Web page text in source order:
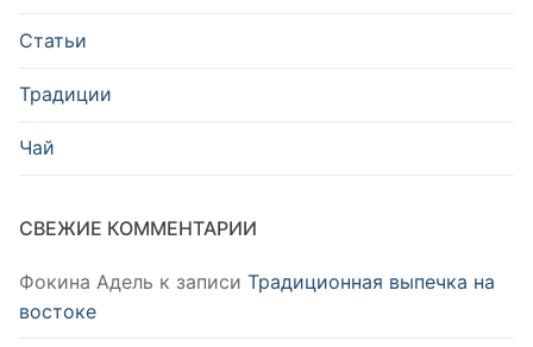
Статьи
Традиции
Чай
СВЕЖИЕ КОММЕНТАРИИ
Фокина Адель к записи Традиционная выпечка на
востоке